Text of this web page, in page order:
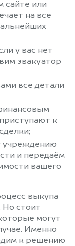
сайте или
на все
у вас нет
эвакуатор
все детали
к
учреждению
и передаём
вашего
выкупа
Но стоит
могут
Именно
к решению